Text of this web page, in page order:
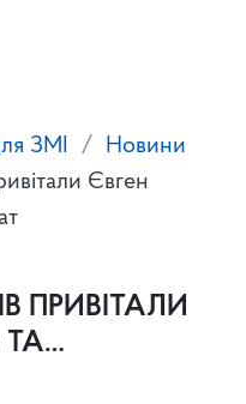
ЗМІ
Новини
Євген
ПРИВІТАЛИ
ТА…